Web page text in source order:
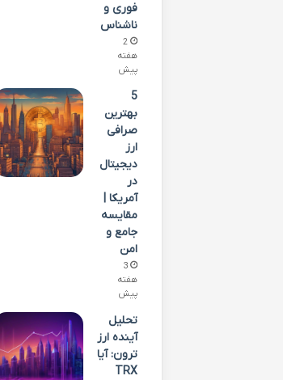
فوری و
ناشناس
2
هفته
پیش
5
بهترین
صرافی
ارز
دیجیتال
در
آمریکا |
مقایسه
جامع و
امن
3
هفته
پیش
تحلیل
آینده ارز
ترون: آیا
TRX